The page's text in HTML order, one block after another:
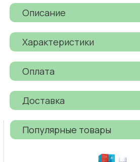
Описание
Характеристики
Оплата
Доставка
Популярные товары